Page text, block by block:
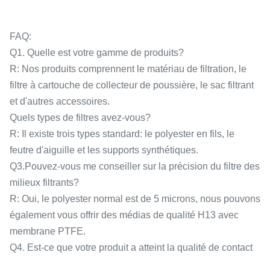
FAQ:
Q1. Quelle est votre gamme de produits?
R: Nos produits comprennent le matériau de filtration, le
filtre à cartouche de collecteur de poussière, le sac filtrant
et d'autres accessoires.
Quels types de filtres avez-vous?
R: Il existe trois types standard: le polyester en fils, le
feutre d'aiguille et les supports synthétiques.
Q3.Pouvez-vous me conseiller sur la précision du filtre des
milieux filtrants?
R: Oui, le polyester normal est de 5 microns, nous pouvons
également vous offrir des médias de qualité H13 avec
membrane PTFE.
Q4. Est-ce que votre produit a atteint la qualité de contact